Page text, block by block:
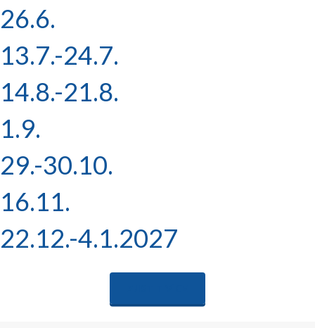
26.6.
13.7.-24.7.
14.8.-21.8.
1.9.
29.-30.10.
16.11.
22.12.-4.1.2027